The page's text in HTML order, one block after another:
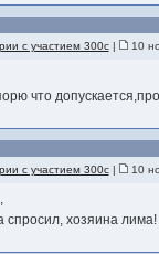
с участием 300с| 10
что
с участием 300с| 10
,
спросил, хозяина лима!